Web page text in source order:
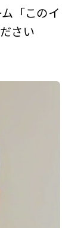
「このイ
さい